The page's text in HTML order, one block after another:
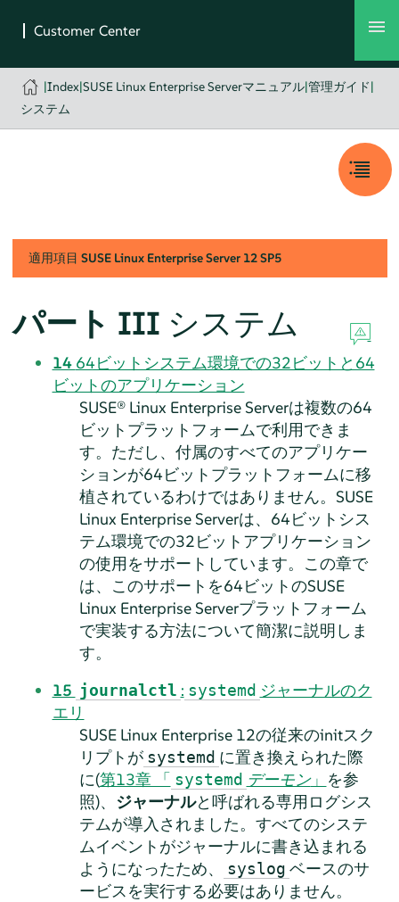
|Index|SUSE Linux Enterprise Serverマニュアル|管理ガイド|
システム
適用項目 SUSE Linux Enterprise Server 12 SP5
パート III システム
14 64ビットシステム環境での32ビットと64
ビットのアプリケーション
SUSE® Linux Enterprise Serverは複数の64
ビットプラットフォームで利用できま
す。ただし、付属のすべてのアプリケー
ションが64ビットプラットフォームに移
植されているわけではありません。 SUSE
Linux Enterprise Serverは、64ビットシス
テム環境での32ビットアプリケーション
の使用をサポートしています。この章で
は、このサポートを64ビットのSUSE
Linux Enterprise Serverプラットフォーム
で実装する方法について簡潔に説明しま
す。
15 journalctl : systemd ジャーナルのク
エリ
SUSE Linux Enterprise 12の従来のinitスク
リプトが systemd に置き換えられた際
に(第13章 「 systemd デーモン」 を参
照)、
ジャーナルと呼ばれる専用ログシス
テムが導入されました。すべてのシステ
ムイベントがジャーナルに書き込まれる
ようになったため、
syslog ベースのサ
ービスを実行する必要はありません。